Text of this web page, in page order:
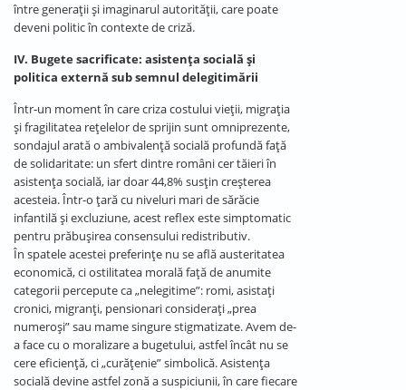
între generații și imaginarul autorității, care poate
deveni politic în contexte de criză.
IV. Bugete sacrificate: asistența socială și
politica externă sub semnul delegitimării
Într-un moment în care criza costului vieții, migrația
și fragilitatea rețelelor de sprijin sunt omniprezente,
sondajul arată o ambivalență socială profundă față
de solidaritate: un sfert dintre români cer tăieri în
asistența socială, iar doar 44,8% susțin creșterea
acesteia. Într-o țară cu niveluri mari de sărăcie
infantilă și excluziune, acest reflex este simptomatic
pentru prăbușirea consensului redistributiv.
În spatele acestei preferințe nu se află austeritatea
economică, ci ostilitatea morală față de anumite
categorii percepute ca „nelegitime”: romi, asistați
cronici, migranți, pensionari considerați „prea
numeroși” sau mame singure stigmatizate. Avem de-
a face cu o moralizare a bugetului, astfel încât nu se
cere eficiență, ci „curățenie” simbolică. Asistența
socială devine astfel zonă a suspiciunii, în care fiecare